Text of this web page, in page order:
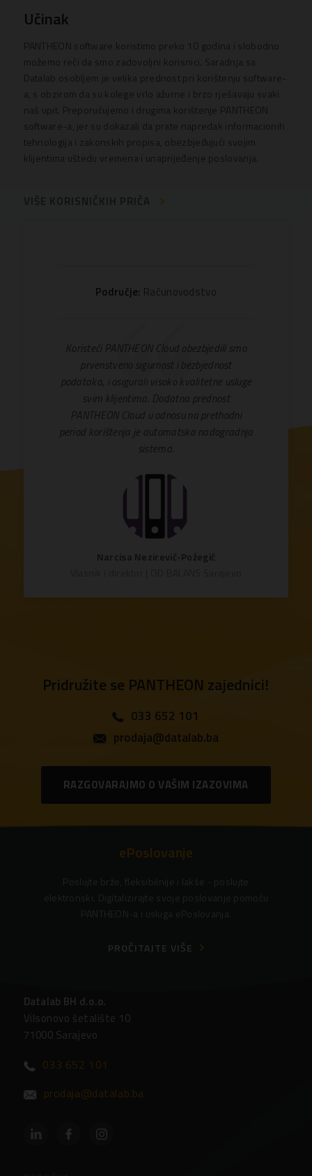
Učinak
PANTHEON software koristimo preko 10 godina i slobodno
možemo reći da smo zadovoljni korisnici. Saradnja sa
Datalab osobljem je velika prednost pri korištenju software-
a, s obzirom da su kolege vrlo ažurne i brzo rješavaju svaki
naš upit. Preporučujemo i drugima korištenje PANTHEON
software-a, jer su dokazali da prate napredak informacionih
tehnologija i zakonskih propisa, obezbjeđujući svojim
klijentima uštedu vremena i unaprijeđenje poslovanja.
Područje: Računovodstvo
Koristeći PANTHEON Cloud obezbjedili smo
prvenstveno sigurnost i bezbjednost
podataka, i osigurali visoko kvalitetne usluge
svim klijentima. Dodatna prednost
PANTHEON Cloud u odnosu na prethodni
period korištenja je automatska nadogradnja
sistema.
Narcisa Nezirević-Požegić
Pridružite se PANTHEON zajednici!
033 652 101
prodaja@datalab.ba
RAZGOVARAJMO O VAŠIM IZAZOVIMA
ePoslovanje
Poslujte brže, fleksibilnije i lakše - poslujte
elektronski. Digitalizirajte svoje poslovanje pomoću
PANTHEON-a i usluga ePoslovanja.
PROČITAJTE VIŠE
Datalab BH d.o.o.
Vilsonovo šetalište 10
71000 Sarajevo
033 652 101
prodaja@datalab.ba